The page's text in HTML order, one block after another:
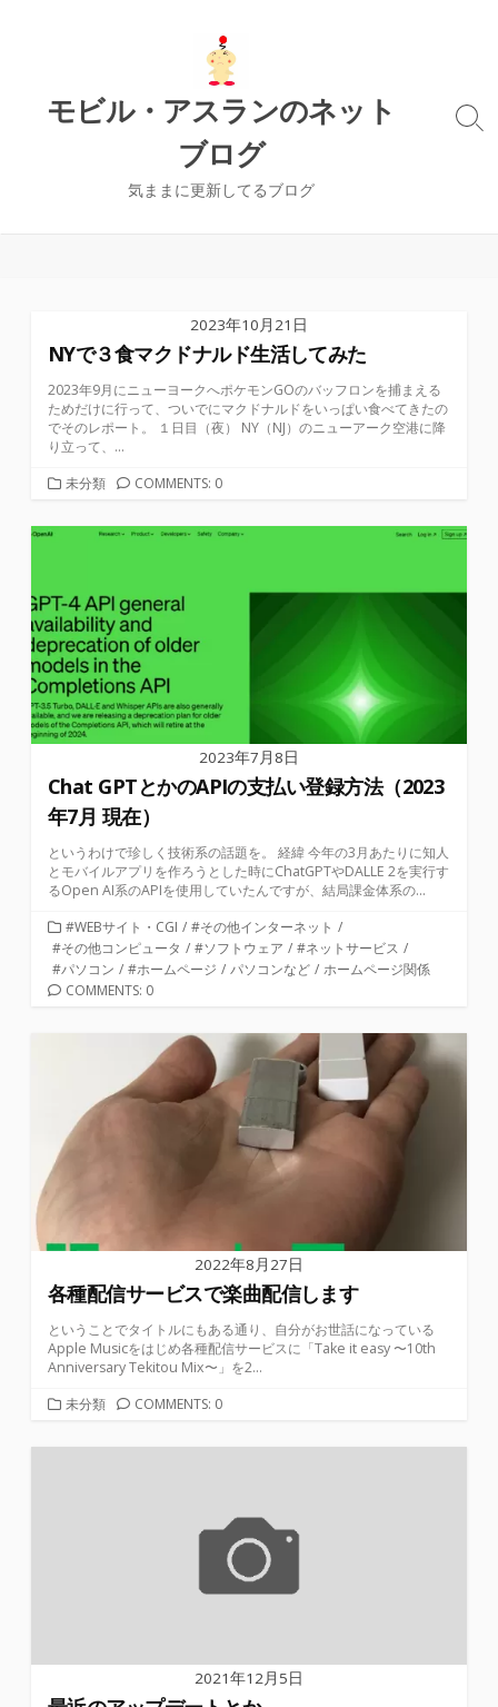
ッ
モビル・アスランのネット
ブログ
気ままに更新してるブログ
検
2023年10月21日
NYで３食マクドナルド生活してみた
2023年9月にニューヨークへポケモンGOのバッフロンを捕まえる
ためだけに行って、ついでにマクドナルドをいっぱい食べてきたの
でそのレポート。 １日目（夜） NY（NJ）のニューアーク空港に降
り立って、...
カ
ゴ
未分類 COMMENTS: 0
2023年7月8日
Chat GPTとかのAPIの支払い登録方法（2023
年7月 現在）
というわけで珍しく技術系の話題を。 経緯 今年の3月あたりに知人
とモバイルアプリを作ろうとした時にChatGPTやDALLE 2を実行す
るOpen AI系のAPIを使用していたんですが、結局課金体系の...
カ
テ
ゴ
リ
#WEBサイト・CGI / #その他インターネット /
#その他コンピュータ / #ソフトウェア / #ネットサービス /
#パソコン / #ホームページ / パソコンなど / ホームページ関係
COMMENTS: 0
2022年8月27日
各種配信サービスで楽曲配信します
ということでタイトルにもある通り、自分がお世話になっている
Apple Musicをはじめ各種配信サービスに「Take it easy 〜10th
Anniversary Tekitou Mix〜」を2...
カ
ゴ
未分類 COMMENTS: 0
2021年12月5日